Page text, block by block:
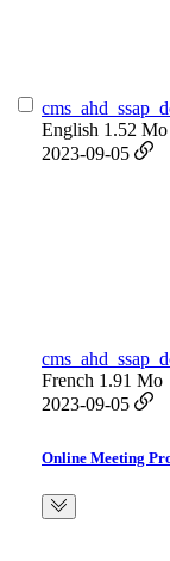
English 1.52 Mo
2023-09-05
French 1.91 Mo
2023-09-05
Online Meeting